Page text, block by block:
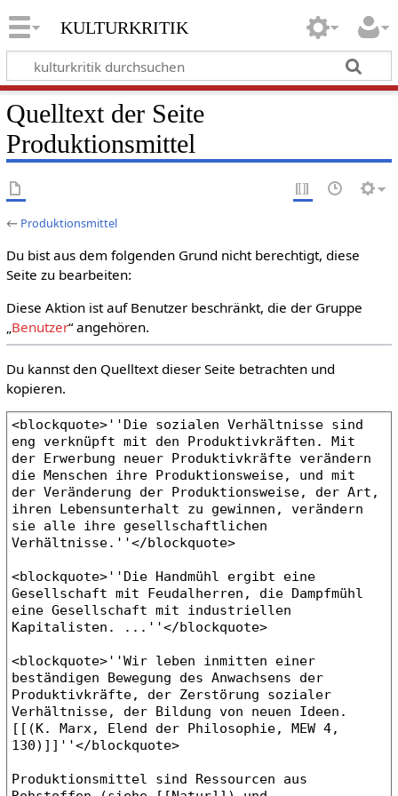
kulturkritik
Quelltext der Seite
Produktionsmittel
← Produktionsmittel
Du bist aus dem folgenden Grund nicht berechtigt, diese
Seite zu bearbeiten:
Diese Aktion ist auf Benutzer beschränkt, die der Gruppe
„Benutzer“ angehören.
Du kannst den Quelltext dieser Seite betrachten und
kopieren.